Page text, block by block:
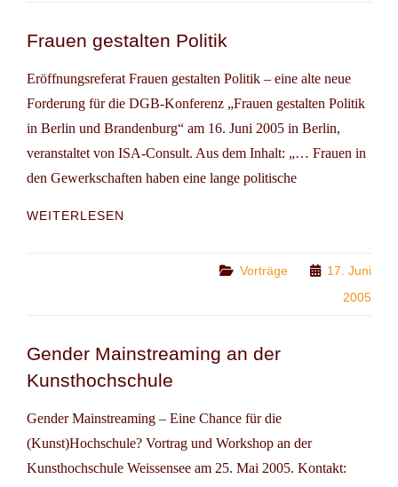
Frauen gestalten Politik
Eröffnungsreferat Frauen gestalten Politik – eine alte neue
Forderung für die DGB-Konferenz „Frauen gestalten Politik
in Berlin und Brandenburg“ am 16. Juni 2005 in Berlin,
veranstaltet von ISA-Consult. Aus dem Inhalt: „… Frauen in
den Gewerkschaften haben eine lange politische
WEITERLESEN
Categories
Vorträge
17. Juni
2005
Gender Mainstreaming an der
Kunsthochschule
Gender Mainstreaming – Eine Chance für die
(Kunst)Hochschule? Vortrag und Workshop an der
Kunsthochschule Weissensee am 25. Mai 2005. Kontakt: